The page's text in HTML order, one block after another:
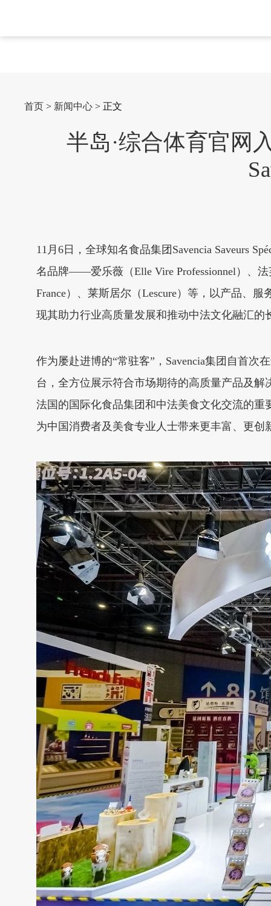
首页 > 新闻中心 > 正文
半岛·综合体育官网
11月6日，全球知名食品集团Savencia Saveurs
名品牌——爱乐薇（Elle Vire Professionnel）、法
France）、莱斯居尔（Lescure）等，以产品、
现其助力行业高质量发展和推动中法文化融汇
作为屡赴进博的“常驻客”，Savencia集团自首
台，全方位展示符合市场期待的高质量产品及解
法国的国际化食品集团和中法美食文化交流的重
为中国消费者及美食专业人士带来更丰富、更